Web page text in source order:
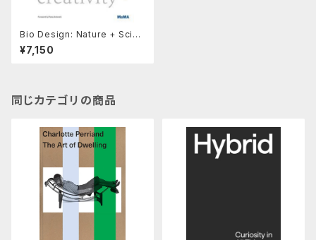
Bio Design: Nature + Scien
ce + Creativity
¥7,150
同じカテゴリの商品